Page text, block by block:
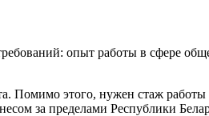
опыт работы в сфере
Помимо этого, нужен стаж работы
за пределами Республики